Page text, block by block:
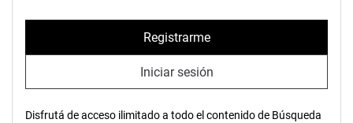
Registrarme
Iniciar sesión
Disfrutá de acceso ilimitado a todo el contenido de Búsqueda